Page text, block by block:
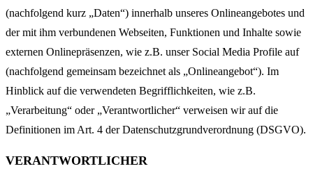
(nachfolgend kurz „Daten“) innerhalb unseres Onlineangebotes und
der mit ihm verbundenen Webseiten, Funktionen und Inhalte sowie
externen Onlinepräsenzen, wie z.B. unser Social Media Profile auf
(nachfolgend gemeinsam bezeichnet als „Onlineangebot“). Im
Hinblick auf die verwendeten Begrifflichkeiten, wie z.B.
„Verarbeitung“ oder „Verantwortlicher“ verweisen wir auf die
Definitionen im Art. 4 der Datenschutzgrundverordnung (DSGVO).
VERANTWORTLICHER